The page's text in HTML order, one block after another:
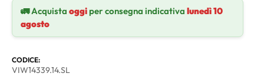
🚛 Acquista oggiper consegna indicativa lunedì 10
agosto
CODICE:
VIW14339.14.SL